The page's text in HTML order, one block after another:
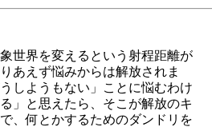
世界を変えるという射程距離が
あえず悩みからは解放されま
しようもない」ことに悩むわけ
」と思えたら、そこが解放のキ
、何とかするためのダンドリを